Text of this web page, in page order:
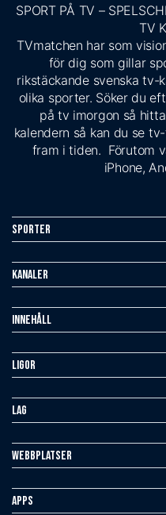
SPORT PÅ TV –
TV
TVmatchen har som
för dig som gillar
rikstäckande svenska tv-
olika sporter. Söker du
på tv imorgon så
kalendern så kan du se
fram i tiden. Förutom
iPhone,
Sporter
Kanaler
Innehåll
Ligor
Lag
Webbplatser
Apps